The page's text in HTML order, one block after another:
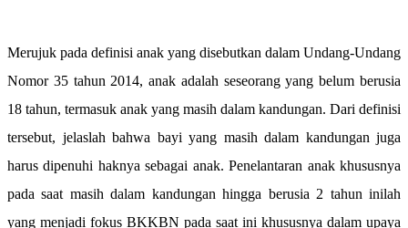
Merujuk pada definisi anak yang disebutkan dalam Undang-Undang
Nomor 35 tahun 2014, anak adalah seseorang yang belum berusia
18 tahun, termasuk anak yang masih dalam kandungan. Dari definisi
tersebut, jelaslah bahwa bayi yang masih dalam kandungan juga
harus dipenuhi haknya sebagai anak. Penelantaran anak khususnya
pada saat masih dalam kandungan hingga berusia 2 tahun inilah
yang menjadi fokus BKKBN pada saat ini khususnya dalam upaya